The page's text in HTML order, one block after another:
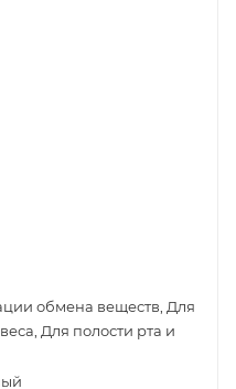
обмена веществ, Для
Для полости рта и